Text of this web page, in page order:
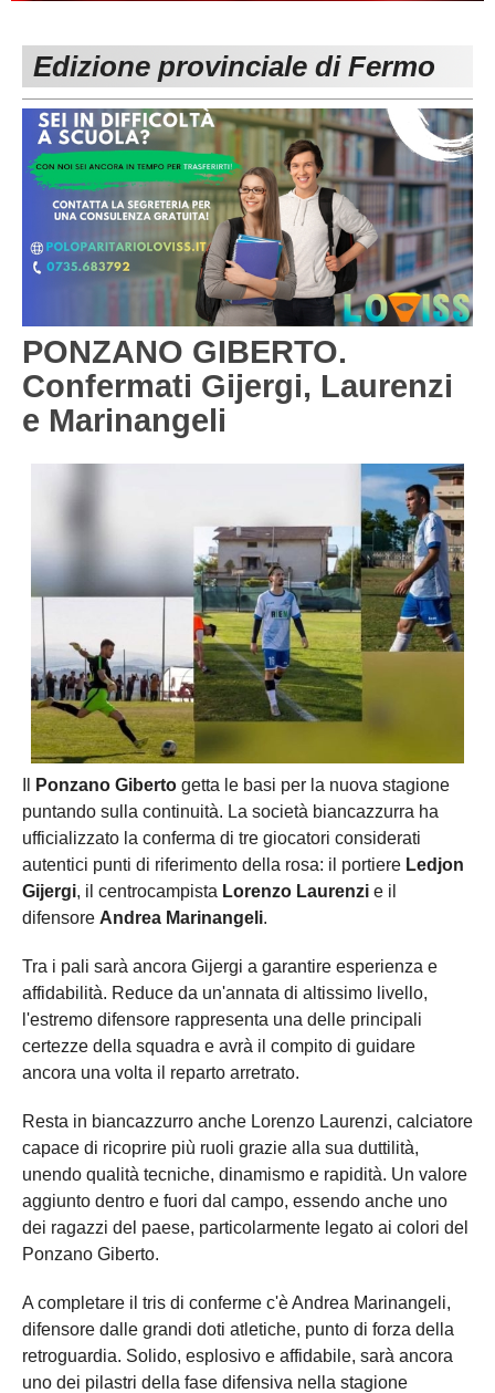
Carica la tua Rosa
1^ CATEGORIA
2^ CATEGORIA
3^ CATEGORIA
GIOVANILI
Edizione provinciale di Fermo
PONZANO GIBERTO.
Confermati Gijergi, Laurenzi
e Marinangeli
Ponzano Giberto getta le basi per la nuova stagione
puntando sulla continuità. La società biancazzurra ha
ufficializzato la conferma di tre giocatori considerati
autentici punti di riferimento della rosa: il portiere Ledjon
Gijergi, il centrocampista Lorenzo Laurenzi e il
difensore Andrea Marinangeli.
Tra i pali sarà ancora Gijergi a garantire esperienza e
affidabilità. Reduce da un'annata di altissimo livello,
l'estremo difensore rappresenta una delle principali
certezze della squadra e avrà il compito di guidare
ancora una volta il reparto arretrato.
Resta in biancazzurro anche Lorenzo Laurenzi, calciatore
capace di ricoprire più ruoli grazie alla sua duttilità,
unendo qualità tecniche, dinamismo e rapidità. Un valore
aggiunto dentro e fuori dal campo, essendo anche uno
dei ragazzi del paese, particolarmente legato ai colori del
Ponzano Giberto.
A completare il tris di conferme c'è Andrea Marinangeli,
difensore dalle grandi doti atletiche, punto di forza della
retroguardia. Solido, esplosivo e affidabile, sarà ancora
uno dei pilastri della fase difensiva nella stagione